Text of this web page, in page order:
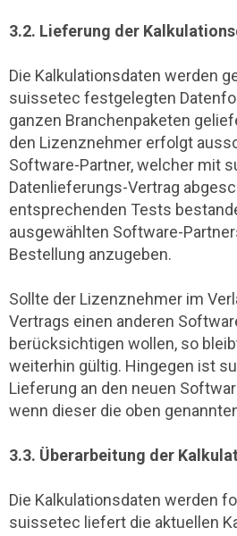
3.2. Lieferung der
Die Kalkulationsdaten werden
suissetec festgelegten
ganzen Branchenpaketen
den Lizenznehmer erfolgt
Software-Partner, welcher mit
Datenlieferungs-Vertrag
entsprechenden Tests
ausgewählten Software-
Bestellung anzugeben.
Sollte der Lizenznehmer im
Vertrags einen anderen
berücksichtigen wollen, so
weiterhin gültig. Hingegen ist
Lieferung an den neuen
wenn dieser die oben
3.3. Überarbeitung der
Die Kalkulationsdaten werden
suissetec liefert die aktuellen